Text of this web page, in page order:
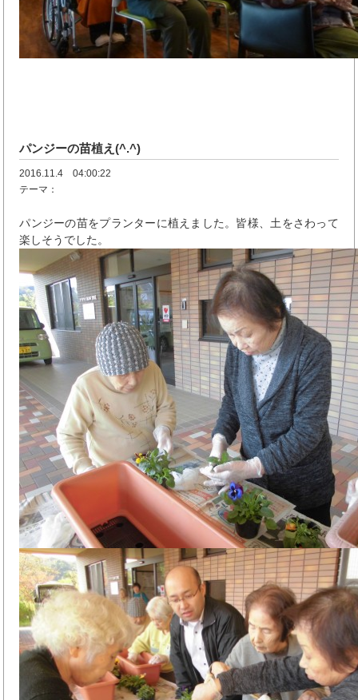
パンジーの苗植え(^.^)
2016.11.4 04:00:22
テーマ：
パンジーの苗をプランターに植えました。皆様、土をさわって
楽しそうでした。